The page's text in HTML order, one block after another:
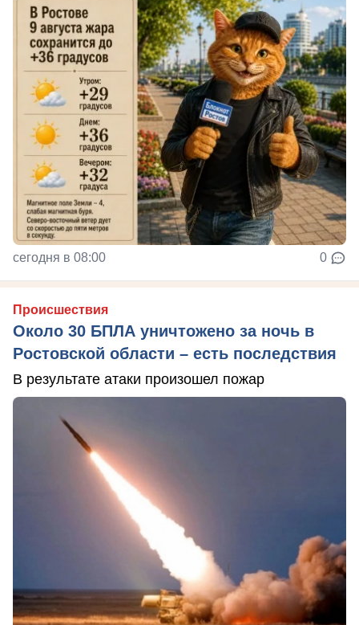
сегодня в 08:00 0
Происшествия
Около 30 БПЛА уничтожено за ночь в
Ростовской области – есть последствия
В результате атаки произошел пожар